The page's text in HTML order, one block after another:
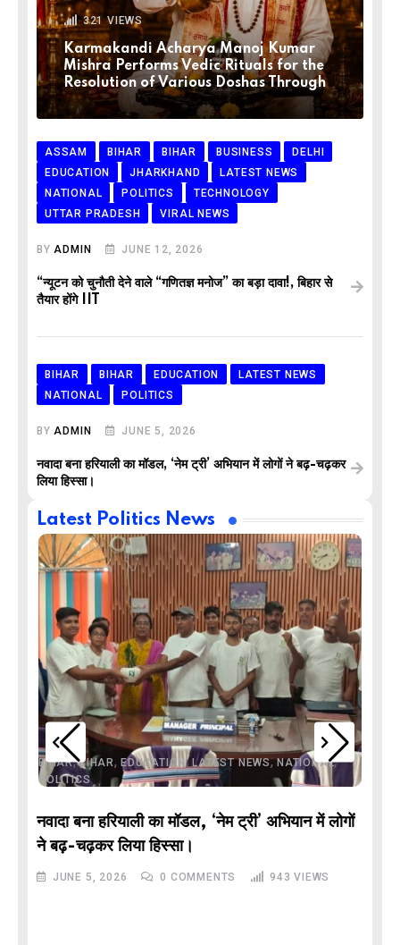
321VIEWS
Karmakandi Acharya Manoj Kumar
Mishra Performs Vedic Rituals for the
Resolution of Various Doshas Through
ASSAM BIHAR BIHAR BUSINESS
DELHI
EDUCATION
JHARKHAND
LATEST NEWS
NATIONAL
POLITICS
TECHNOLOGY
UTTAR PRADESH
VIRAL NEWS
BYADMIN JUNE 12, 2026
“न्यूटन को चुनौती देने वाले “गणितज्ञ मनोज” का बड़ा दावा!, बिहार से
तैयार होंगे IIT
BIHAR BIHAR EDUCATION
LATEST NEWS
NATIONAL
POLITICS
BYADMIN JUNE 5, 2026
नवादा बना हरियाली का मॉडल, ‘नेम ट्री’ अभियान में लोगों ने बढ़-चढ़कर
लिया हिस्सा।
Latest Politics News
BIHAR,BIHAR, EDUCATION,LATEST NEWS,NATIONAL,
POLITICS
नवादा बना हरियाली का मॉडल, ‘नेम ट्री’ अभियान में लोगों
ने बढ़-चढ़कर लिया हिस्सा।
JUNE 5, 2026 0 COMMENTS 943 VIEWS